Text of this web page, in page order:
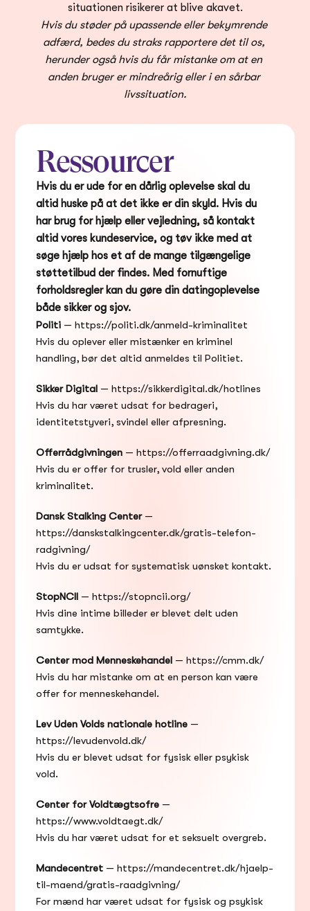
situationen risikerer at blive akavet.
Hvis du støder på upassende eller bekymrende
adfærd, bedes du straks rapportere det til os,
herunder også hvis du får mistanke om at en
anden bruger er mindreårig eller i en sårbar
livssituation.
Ressourcer
Hvis du er ude for en dårlig oplevelse skal du
altid huske på at det ikke er din skyld. Hvis du
har brug for hjælp eller vejledning, så kontakt
altid vores kundeservice, og tøv ikke med at
søge hjælp hos et af de mange tilgængelige
støttetilbud der findes. Med fornuftige
forholdsregler kan du gøre din datingoplevelse
både sikker og sjov.
Politi — https://politi.dk/anmeld-kriminalitet
Hvis du oplever eller mistænker en kriminel
handling, bør det altid anmeldes til Politiet.
Sikker Digital — https://sikkerdigital.dk/hotlines
Hvis du har været udsat for bedrageri,
identitetstyveri, svindel eller afpresning.
Offerrådgivningen — https://offerraadgivning.dk/
Hvis du er offer for trusler, vold eller anden
kriminalitet.
Dansk Stalking Center
https://danskstalkingcenter.dk/gratis-telefon-
radgivning/
Hvis du er udsat for systematisk uønsket kontakt.
StopNCII — https://stopncii.org/
Hvis dine intime billeder er blevet delt uden
samtykke.
Center mod Menneskehandel — https://cmm.dk/
Hvis du har mistanke om at en person kan være
offer for menneskehandel.
Lev Uden Volds nationale hotline
https://levudenvold.dk/
Hvis du er blevet udsat for fysisk eller psykisk
vold.
Center for Voldtægtsofre
https://www.voldtaegt.dk/
Hvis du har været udsat for et seksuelt overgreb.
Mandecentret — https://mandecentret.dk/hjaelp-
til-maend/gratis-raadgivning/
For mænd har været udsat for fysisk og psykisk